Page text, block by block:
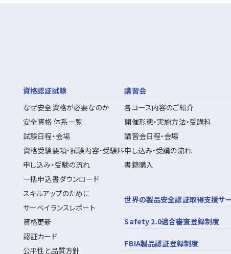
資格認証試験
なぜ安全資格が必要なのか
安全資格 体系一覧
試験日程・会場
資格受験要項・試験内容・受験料
申し込み・受験の流れ
一括申込書ダウンロード
スキルアップのために
サーベイランスレポート
資格更新
認証カード
公平性と品質方針
講習会
各コース内容のご紹介
開催形態・実施方法・受講料
講習会日程・会場
申し込み・受講の流れ
書籍購入
世界の製品安全認証取得支援サ
Safety 2.0適合審査登録制度
FBIA製品認証登録制度